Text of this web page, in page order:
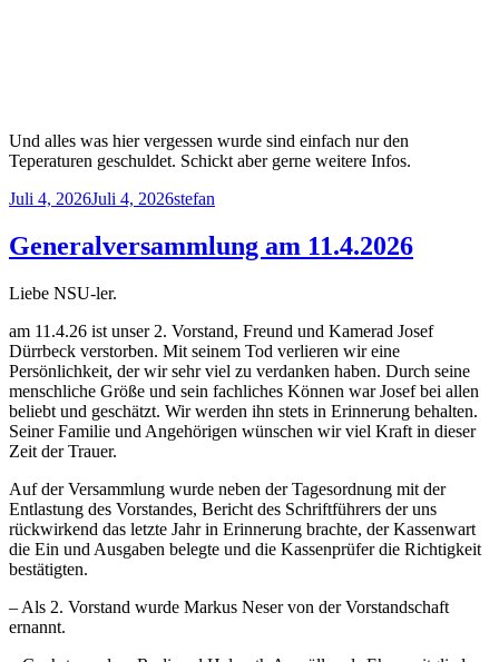
Und alles was hier vergessen wurde sind einfach nur den
Teperaturen geschuldet. Schickt aber gerne weitere Infos.
Veröffentlicht
Juli 4, 2026Juli 4, 2026Autor
stefan
Generalversammlung am 11.4.2026
Liebe NSU-ler.
am 11.4.26 ist unser 2. Vorstand, Freund und Kamerad Josef
Dürrbeck verstorben. Mit seinem Tod verlieren wir eine
Persönlichkeit, der wir sehr viel zu verdanken haben. Durch seine
menschliche Größe und sein fachliches Können war Josef bei allen
beliebt und geschätzt. Wir werden ihn stets in Erinnerung behalten.
Seiner Familie und Angehörigen wünschen wir viel Kraft in dieser
Zeit der Trauer.
Auf der Versammlung wurde neben der Tagesordnung mit der
Entlastung des Vorstandes, Bericht des Schriftführers der uns
rückwirkend das letzte Jahr in Erinnerung brachte, der Kassenwart
die Ein und Ausgaben belegte und die Kassenprüfer die Richtigkeit
bestätigten.
– Als 2. Vorstand wurde Markus Neser von der Vorstandschaft
ernannt.